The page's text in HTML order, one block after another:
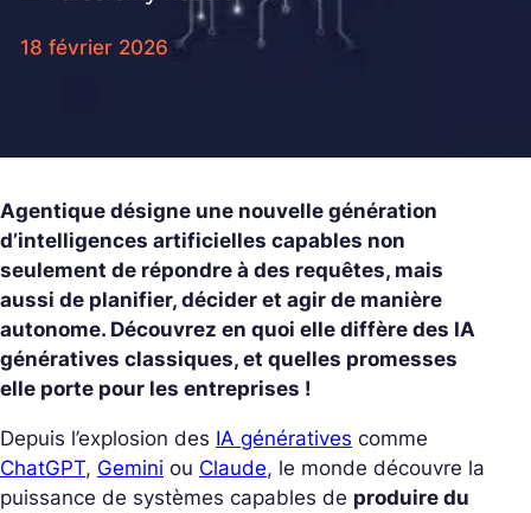
18 février 2026
Agentique désigne une nouvelle génération
d’intelligences artificielles capables non
seulement de répondre à des requêtes, mais
aussi de planifier, décider et agir de manière
autonome. Découvrez en quoi elle diffère des IA
génératives classiques, et quelles promesses
elle porte pour les entreprises !
Depuis l’explosion des IA génératives comme
ChatGPT, Gemini ou Claude, le monde découvre la
puissance de systèmes capables de produire du